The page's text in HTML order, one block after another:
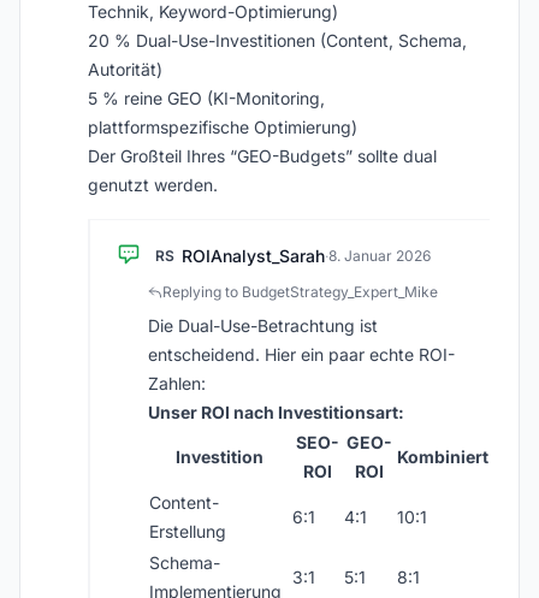
Technik, Keyword-Optimierung)
20 % Dual-Use-Investitionen (Content, Schema,
Autorität)
5 % reine GEO (KI-Monitoring,
plattformspezifische Optimierung)
Der Großteil Ihres “GEO-Budgets” sollte dual
genutzt werden.
RS ROIAnalyst_Sarah·8. Januar 2026
Replying to BudgetStrategy_Expert_Mike
Die Dual-Use-Betrachtung ist
entscheidend. Hier ein paar echte ROI-
Zahlen:
Unser ROI nach Investitionsart:
Investition
SEO-
ROI
GEO-
ROI
Kombiniert
Content-
Erstellung
6:1 4:1 10:1
Schema-
Implementierung
3:1 5:1 8:1